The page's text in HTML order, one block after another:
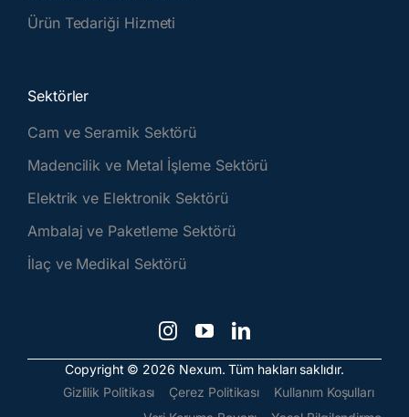
Ürün Tedariği Hizmeti
Sektörler
Cam ve Seramik Sektörü
Madencilik ve Metal İşleme Sektörü
Elektrik ve Elektronik Sektörü
Ambalaj ve Paketleme Sektörü
İlaç ve Medikal Sektörü
Copyright © 2026 Nexum. Tüm hakları saklıdır.
Gizlilik Politikası
Çerez Politikası
Kullanım Koşulları